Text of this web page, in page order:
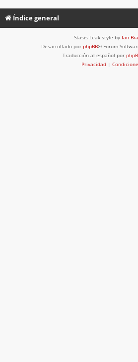
Índice general
Stasis Leak style by Ian
Desarrollado por phpBB® Forum
Traducción al español por
Privacidad |